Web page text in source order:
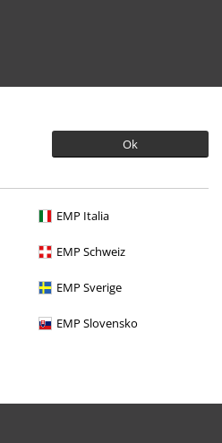
Ok
EMP Italia
EMP Schweiz
EMP Sverige
EMP Slovensko